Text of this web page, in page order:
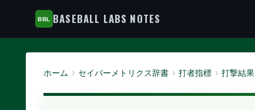
BASEBALL LABS NOTES
ホーム セイバーメトリクス辞書 打者指標 打撃結果